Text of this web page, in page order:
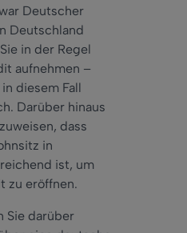
Deutscher
Deutschland
in der Regel
aufnehmen –
diesem Fall
Darüber hinaus
dass
in
ist, um
zu eröffnen.
Sie darüber